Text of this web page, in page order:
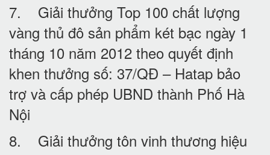
7. Giải thưởng Top 100 chất lượng
vàng thủ đô sản phẩm két bạc ngày 1
tháng 10 năm 2012 theo quyết định
khen thưởng số: 37/QĐ – Hatap bảo
trợ và cấp phép UBND thành Phố Hà
Nội
8. Giải thưởng tôn vinh thương hiệu